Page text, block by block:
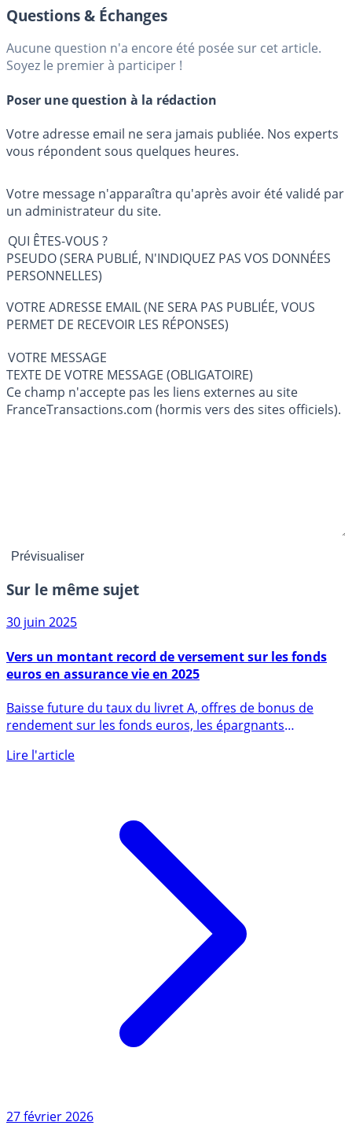
Questions & Échanges
Aucune question n'a encore été posée sur cet article.
Soyez le premier à participer !
Poser une question à la rédaction
Votre adresse email ne sera jamais publiée. Nos experts
vous répondent sous quelques heures.
Votre message n'apparaîtra qu'après avoir été validé par
un administrateur du site.
QUI ÊTES-VOUS ?
PSEUDO (SERA PUBLIÉ, N'INDIQUEZ PAS VOS DONNÉES
PERSONNELLES)
VOTRE ADRESSE EMAIL (NE SERA PAS PUBLIÉE, VOUS
PERMET DE RECEVOIR LES RÉPONSES)
VOTRE MESSAGE
TEXTE DE VOTRE MESSAGE (OBLIGATOIRE)
Ce champ n'accepte pas les liens externes au site
FranceTransactions.com (hormis vers des sites officiels).
Sur le même sujet
30 juin 2025
euros en assurance vie en 2025
rendement sur les fonds euros, les épargnants